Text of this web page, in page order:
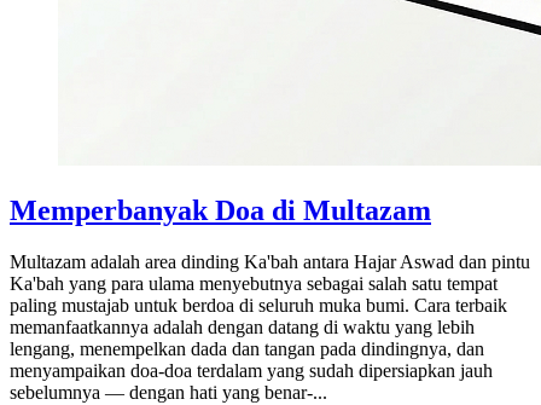
Memperbanyak Doa di Multazam
Multazam adalah area dinding Ka'bah antara Hajar Aswad dan pintu
Ka'bah yang para ulama menyebutnya sebagai salah satu tempat
paling mustajab untuk berdoa di seluruh muka bumi. Cara terbaik
memanfaatkannya adalah dengan datang di waktu yang lebih
lengang, menempelkan dada dan tangan pada dindingnya, dan
menyampaikan doa-doa terdalam yang sudah dipersiapkan jauh
sebelumnya — dengan hati yang benar-...